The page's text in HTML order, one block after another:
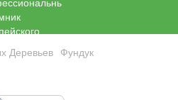
Деревьев Фундук